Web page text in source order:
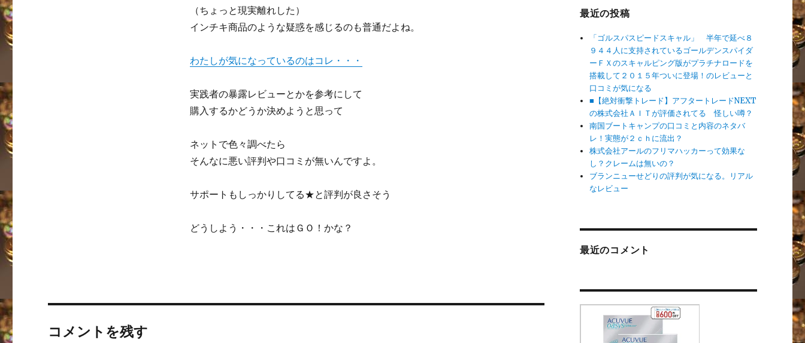
（ちょっと現実離れした）
インチキ商品のような疑惑を感じるのも普通だよね。
わたしが気になっているのはコレ・・・
実践者の暴露レビューとかを参考にして
購入するかどうか決めようと思って
ネットで色々調べたら
そんなに悪い評判や口コミが無いんですよ。
サポートもしっかりしてる★と評判が良さそう
どうしよう・・・これはＧＯ！かな？
コメントを残す
最近の投稿
「ゴルスパスピードスキャル」 半年で延べ８
９４４人に支持されているゴールデンスパイダ
ーＦＸのスキャルピング版がプラチナロードを
搭載して２０１５年ついに登場！のレビューと
口コミが気になる
■【絶対衝撃トレード】アフタートレードNEXT
の株式会社ＡＩＴが評価されてる 怪しい噂？
南国ブートキャンプの口コミと内容のネタバ
レ！実態が２ｃｈに流出？
株式会社アールのフリマハッカーって効果な
し？クレームは無いの？
ブランニューせどりの評判が気になる。リアル
なレビュー
最近のコメント